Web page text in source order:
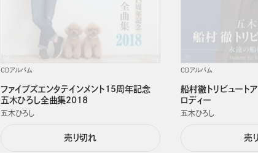
CDアルバム
ファイブズエンタテインメント15周年記念
五木ひろし全曲集2018
五木ひろし
売り切れ
CDアルバム
船村徹トリビュート
ロディー
五木ひろし
売